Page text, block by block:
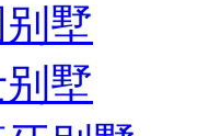
墅
墅